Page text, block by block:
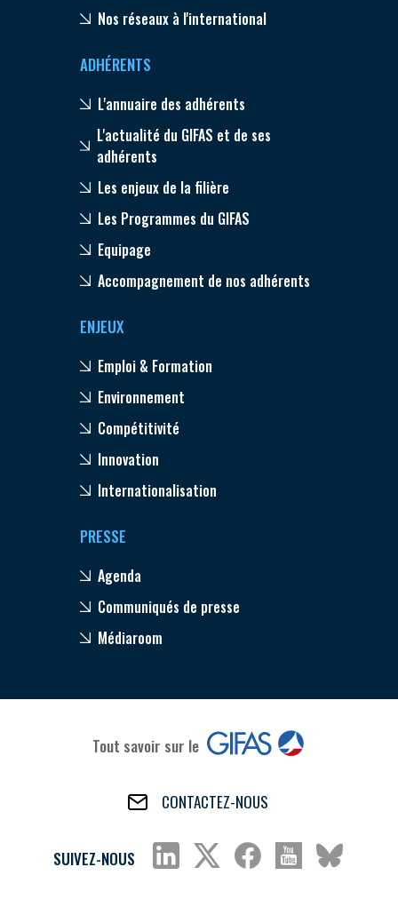
Nos réseaux à l'international
ADHÉRENTS
L'annuaire des adhérents
L'actualité du GIFAS et de ses
adhérents
Les enjeux de la filière
Les Programmes du GIFAS
Equipage
Accompagnement de nos adhérents
ENJEUX
Emploi & Formation
Environnement
Compétitivité
Innovation
Internationalisation
PRESSE
Agenda
Communiqués de presse
Médiaroom
Tout savoir sur le
CONTACTEZ-NOUS
SUIVEZ-NOUS